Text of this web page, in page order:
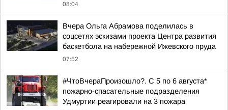
08:04
Вчера Ольга Абрамова поделилась в
соцсетях эскизами проекта Центра развития
баскетбола на набережной Ижевского пруда
07:52
#ЧтоВчераПроизошло?. С 5 по 6 августа*
пожарно-спасательные подразделения
Удмуртии реагировали на 3 пожара